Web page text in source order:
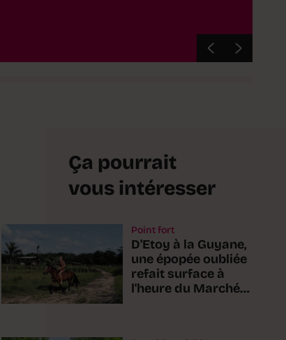
Ça pourrait
vous intéresser
Point fort
D'Etoy à la Guyane,
une épopée oubliée
refait surface à
l'heure du Marché-